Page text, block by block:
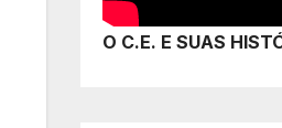
O C.E. E SUAS